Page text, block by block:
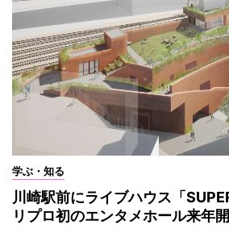
学ぶ・知る
川崎駅前にライブハウス「
リプロ初のエンタメホール来年